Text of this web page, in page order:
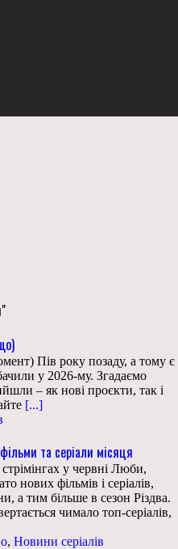
Пів року позаду, а тому є
у 2026-му. Згадаємо
– як нові проєкти, так і
[...]
та серіали місяця
у червні Люби,
нових фільмів і серіалів,
а тим більше в сезон Різдва.
чимало топ-серіалів,
, Новини серіалів